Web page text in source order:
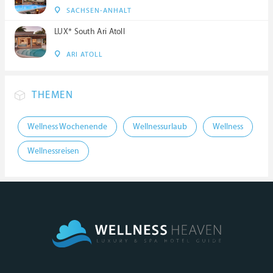
SACHSEN-ANHALT
LUX* South Ari Atoll
ARI ATOLL
THEMEN
Wellness Wochenende Wellnessurlaub Wellness
Wellnessreisen